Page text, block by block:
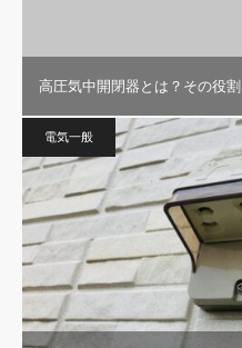
高圧気中開閉器とは？その役割
電気一般